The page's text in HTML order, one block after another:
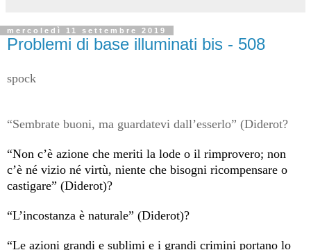
mercoledì 11 settembre 2019
Problemi di base illuminati bis - 508
spock
“Sembrate buoni, ma guardatevi dall’esserlo” (Diderot?
“Non c’è azione che meriti la lode o il rimprovero; non
c’è né vizio né virtù, niente che bisogni ricompensare o
castigare” (Diderot)?
“L’incostanza è naturale” (Diderot)?
“Le azioni grandi e sublimi e i grandi crimini portano lo